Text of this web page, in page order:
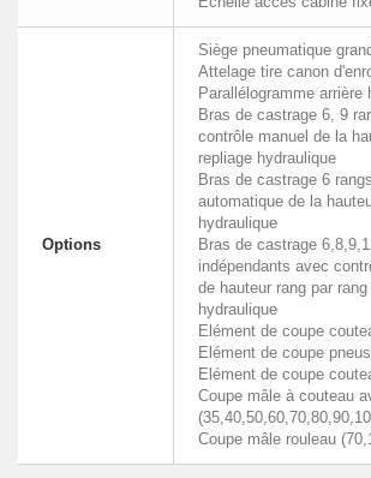
Options
Siège pneumatique
Attelage tire canon
Parallélogramme arrière
Bras de castrage 6, 9
contrôle manuel de la
repliage hydraulique
Bras de castrage 6
automatique de la
hydraulique
Bras de castrage
indépendants avec
de hauteur rang par
hydraulique
Elément de coupe
Elément de coupe pneus
Elément de coupe
Coupe mâle à couteau
Coupe mâle rouleau